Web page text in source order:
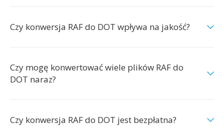
Czy konwersja RAF do DOT wpływa na jakość?
Czy mogę konwertować wiele plików RAF do
DOT naraz?
Czy konwersja RAF do DOT jest bezpłatna?